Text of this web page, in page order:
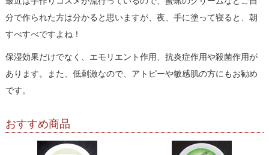
分で作られた方は分かると思いますが、夜、手に塗って寝ると、朝
すべすべですよね！
保湿効果だけでなく、エモリエント作用、抗炎症作用や殺菌作用が
あります。また、低刺激なので、アトピーや敏感肌の方にもお勧め
です。
おすすめ商品